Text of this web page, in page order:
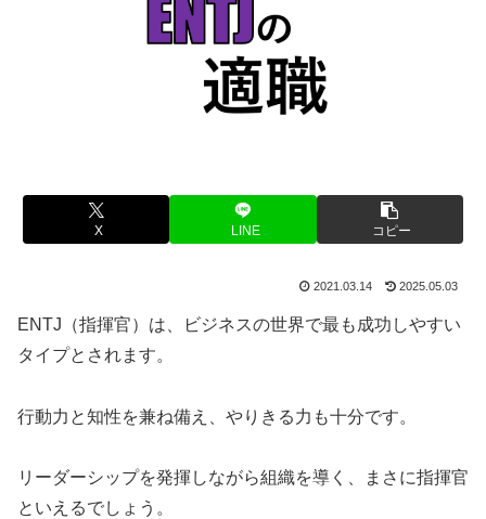
X LINE コピー
2021.03.14 2025.05.03
ENTJ（指揮官）は、ビジネスの世界で最も成功しやすい
タイプとされます。
行動力と知性を兼ね備え、やりきる力も十分です。
リーダーシップを発揮しながら組織を導く、まさに指揮官
といえるでしょう。